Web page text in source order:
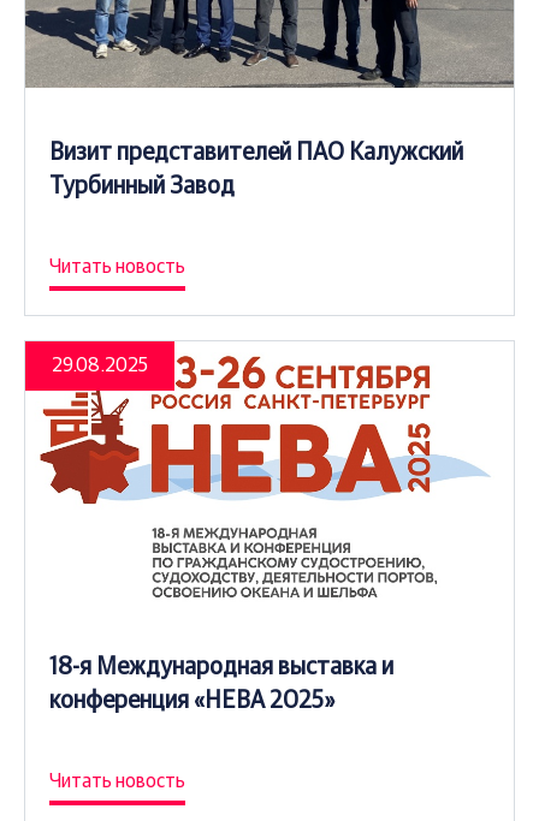
Визит представителей ПАО Калужский
Турбинный Завод
Читать новость
29.08.2025
18-я Международная выставка и
конференция «НЕВА 2025»
Читать новость